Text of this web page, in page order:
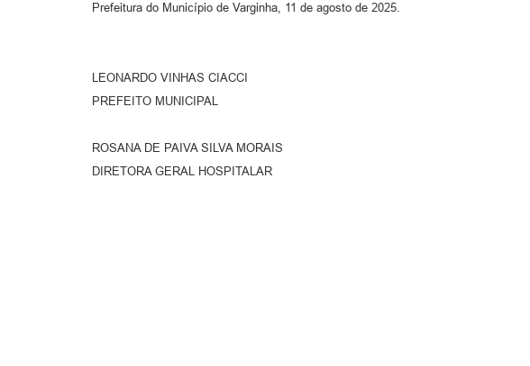
Prefeitura do Município de Varginha, 11 de agosto de 2025.
LEONARDO VINHAS CIACCI
PREFEITO MUNICIPAL
ROSANA DE PAIVA SILVA MORAIS
DIRETORA GERAL HOSPITALAR